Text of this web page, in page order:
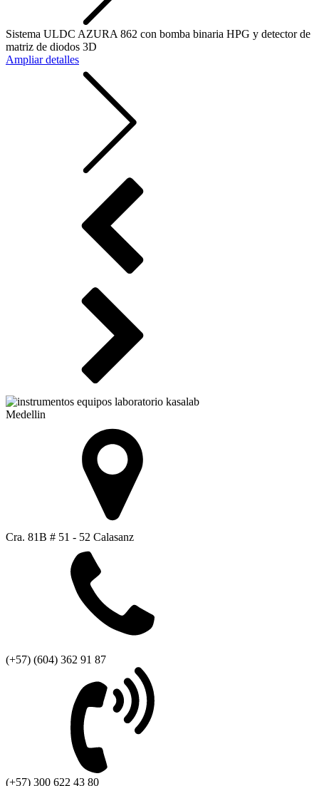
Sistema ULDC AZURA 862 con bomba binaria HPG y detector de
matriz de diodos 3D
Ampliar detalles
Medellin
Cra. 81B # 51 - 52 Calasanz
(+57) (604) 362 91 87
(+57) 300 622 43 80